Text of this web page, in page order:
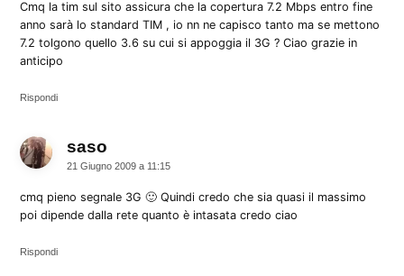
Cmq la tim sul sito assicura che la copertura 7.2 Mbps entro fine
anno sarà lo standard TIM , io nn ne capisco tanto ma se mettono
7.2 tolgono quello 3.6 su cui si appoggia il 3G ? Ciao grazie in
anticipo
Rispondi
saso
21 Giugno 2009 a 11:15
cmq pieno segnale 3G 🙂 Quindi credo che sia quasi il massimo
poi dipende dalla rete quanto è intasata credo ciao
Rispondi